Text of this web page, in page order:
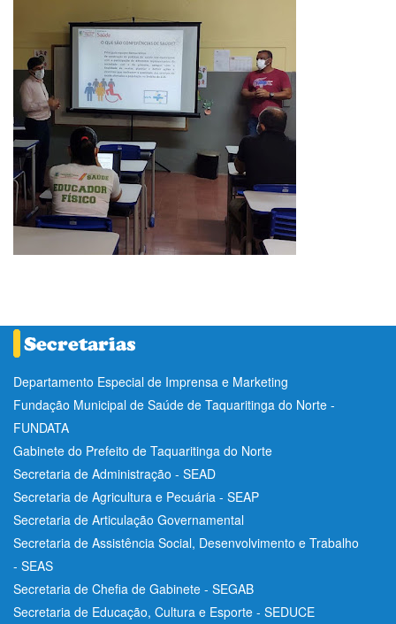
Departamento Especial de Imprensa e Marketing
Fundação Municipal de Saúde de Taquaritinga do Norte -
FUNDATA
Gabinete do Prefeito de Taquaritinga do Norte
Secretaria de Administração - SEAD
Secretaria de Agricultura e Pecuária - SEAP
Secretaria de Articulação Governamental
Secretaria de Assistência Social, Desenvolvimento e Trabalho
- SEAS
Secretaria de Chefia de Gabinete - SEGAB
Secretaria de Educação, Cultura e Esporte - SEDUCE